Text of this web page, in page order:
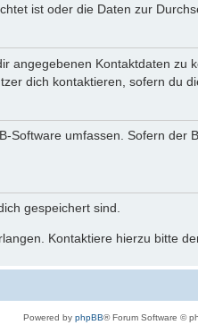
ist oder die Daten zur
angegebenen Kontaktdaten
dich kontaktieren, sofern du
Software umfassen. Sofern
gespeichert sind.
Kontaktiere hierzu bitte
Powered by phpBB® Forum Software ©